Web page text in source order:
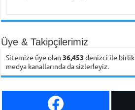
Üye & Takipçilerimiz
Sitemize üye olan36,453 denizci ile
medya kanallarında da sizlerleyiz.